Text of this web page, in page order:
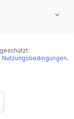
Nutzungsbedingungen.